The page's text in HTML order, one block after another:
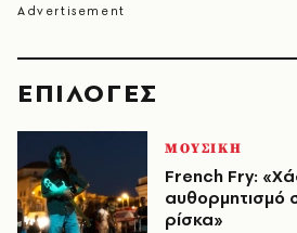
EΠΙΛΟΓΈΣ
ΜΟΥΣΙΚΗ
French Fry:
αυθορμητισμό
ρίσκα»